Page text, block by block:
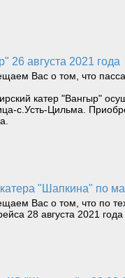
26 августа 2021 года
Вас о том, что
катер "Вангыр"
с.Усть-Цильма.
"Шапкина" по
Вас о том, что по
28 августа 2021